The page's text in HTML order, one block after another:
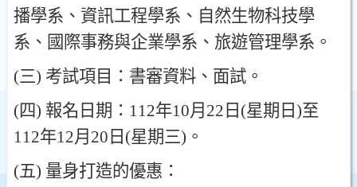
播學系 、 資訊工程學系 、 自然生物科技學
系 、 國際事務與企業學系 、 旅遊管理學系 。
(三) 考試項目 ： 書審資料 、 面試 。
(四) 報名日期 ： 112年10月 22 日 (星期日 )至
112年12月 20 日 (星期三) 。
(五) 量身打造的優惠 ：